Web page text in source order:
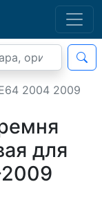
2004 2009
для